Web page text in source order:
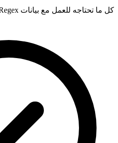
كل ما تحتاجه للعمل مع بيانات Regex بكفاءة واحترافية